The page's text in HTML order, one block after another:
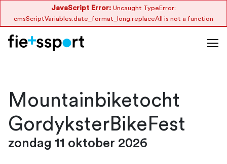
JavaScript Error: Uncaught TypeError:
cmsScriptVariables.date_format_long.replaceAll is not a function
Mountainbiketocht
GordyksterBikeFest
zondag 11 oktober 2026